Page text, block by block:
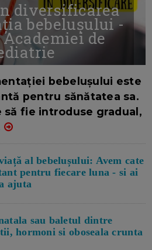
diversificarea
bebelușului -
de
bebelușului este
pentru sănătatea sa.
fie introduse gradual,
al bebelușului: Avem cate
pentru fiecare luna - si ai
ajuta
sau baletul dintre
hormoni si oboseala crunta